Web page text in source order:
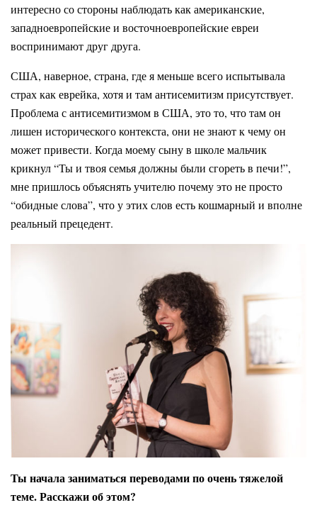
интересно со стороны наблюдать как американские,
западноевропейские и восточноевропейские евреи
воспринимают друг друга.
США, наверное, страна, где я меньше всего испытывала
страх как еврейка, хотя и там антисемитизм присутствует.
Проблема с антисемитизмом в США, это то, что там он
лишен исторического контекста, они не знают к чему он
может привести. Когда моему сыну в школе мальчик
крикнул “Ты и твоя семья должны были сгореть в печи!”,
мне пришлось объяснять учителю почему это не просто
“обидные слова”, что у этих слов есть кошмарный и вполне
реальный прецедент.
Ты начала заниматься переводами по очень тяжелой
теме. Расскажи об этом?